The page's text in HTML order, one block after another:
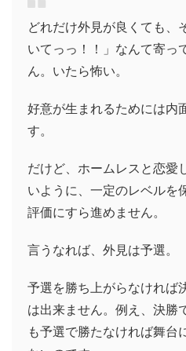
どれだけ外見が良くても、
いてっっ！！」なんて寄っ
ん。いたら怖い。
好意が生まれるためには内
す。
だけど、ホームレスと恋愛
いように、一定のレベルを
評価にすら進めません。
言うなれば、外見は予選。
予選を勝ち上がらなければ
は出来ません。例え、決勝
も予選で勝たなければ舞台